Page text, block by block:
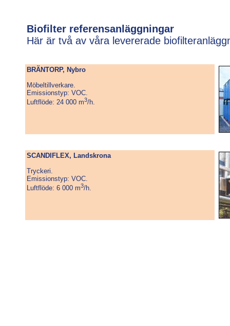
Biofilter referensanläggningar
Här är två av våra levererade
BRÄNTORP, Nybro
Möbeltillverkare.
Emissionstyp: VOC.
Luftflöde: 24 000 m3/h.
SCANDIFLEX, Landskrona
Tryckeri.
Emissionstyp: VOC.
Luftflöde: 6 000 m3/h.